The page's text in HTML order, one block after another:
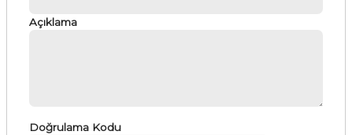
Açıklama
Doğrulama Kodu